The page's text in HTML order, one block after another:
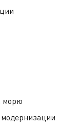
морю